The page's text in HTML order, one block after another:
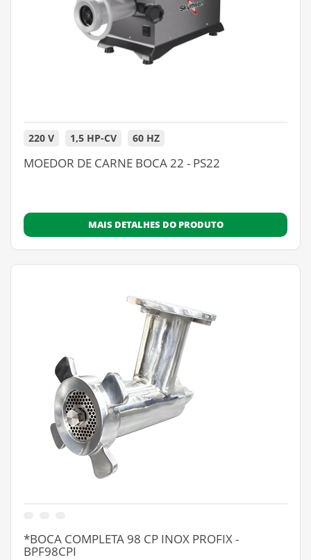
220 V 1,5 HP-CV 60 HZ
MOEDOR DE CARNE BOCA 22 - PS22
MAIS DETALHES DO PRODUTO
*BOCA COMPLETA 98 CP INOX PROFIX -
BPF98CPI